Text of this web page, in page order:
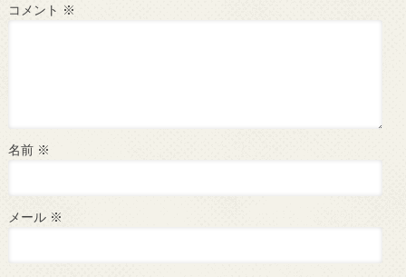
コメント
※
名前 ※
メール ※